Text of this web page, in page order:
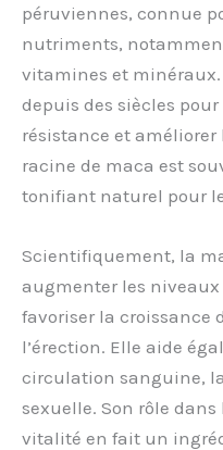
péruviennes, connue
nutriments,
vitamines et
depuis des siècles
résistance et
racine de maca est
tonifiant naturel pour
Scientifiquement, la
augmenter les
favoriser la croissance
l’érection. Elle aide
circulation sanguine,
sexuelle. Son rôle
vitalité en fait un